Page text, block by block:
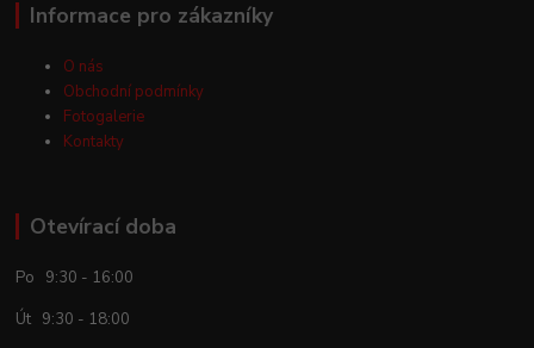
Informace pro zákazníky
O nás
Obchodní podmínky
Fotogalerie
Kontakty
Otevírací doba
Po 9:30 - 16:00
Út 9:30 - 18:00